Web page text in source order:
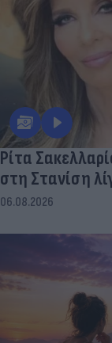
Ρίτα
στη Στανίση
06.08.2026